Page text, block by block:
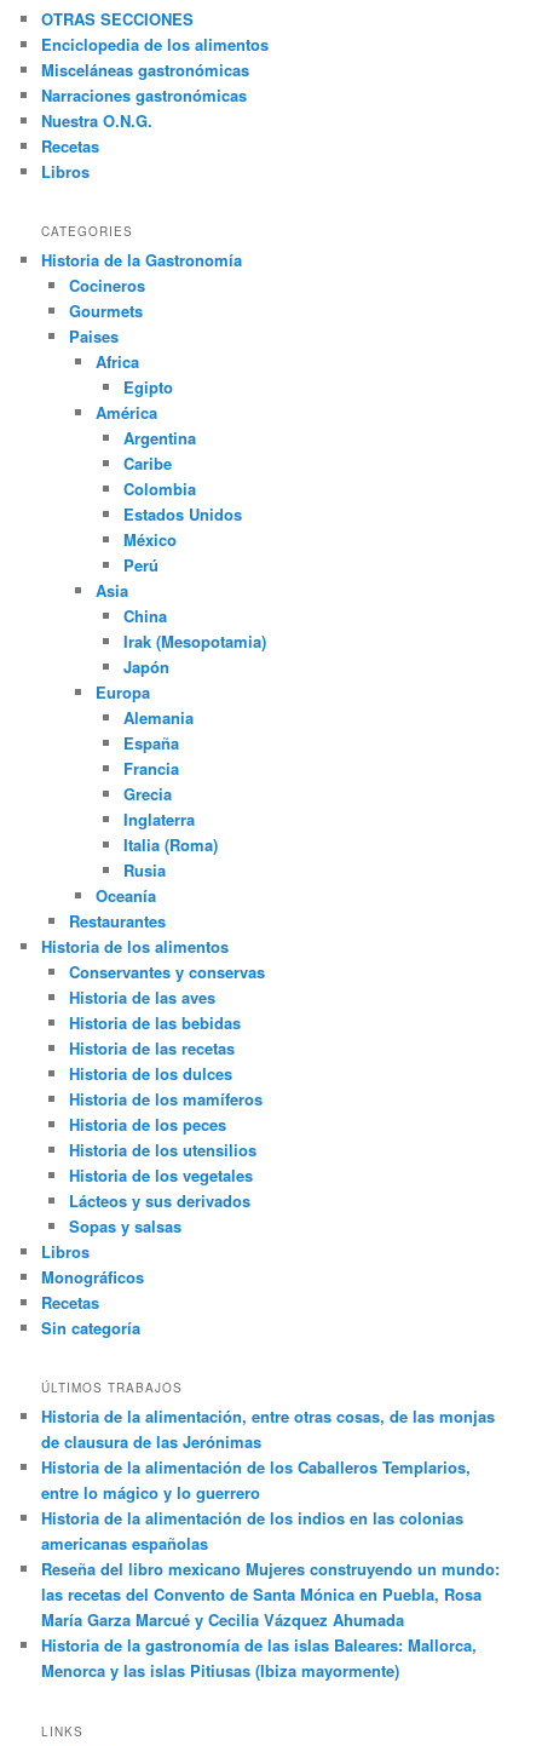
c
a
r
OTRAS SECCIONES
Enciclopedia de los alimentos
Misceláneas gastronómicas
Narraciones gastronómicas
Nuestra O.N.G.
Recetas
Libros
CATEGORIES
Historia de la Gastronomía
Cocineros
Gourmets
Paises
Africa
Egipto
América
Argentina
Caribe
Colombia
Estados Unidos
México
Perú
Asia
China
Irak (Mesopotamia)
Japón
Europa
Alemania
España
Francia
Grecia
Inglaterra
Italia (Roma)
Rusia
Oceanía
Restaurantes
Historia de los alimentos
Conservantes y conservas
Historia de las aves
Historia de las bebidas
Historia de las recetas
Historia de los dulces
Historia de los mamíferos
Historia de los peces
Historia de los utensilios
Historia de los vegetales
Lácteos y sus derivados
Sopas y salsas
Libros
Monográficos
Recetas
Sin categoría
ÚLTIMOS TRABAJOS
Historia de la alimentación, entre otras cosas, de las monjas
de clausura de las Jerónimas
Historia de la alimentación de los Caballeros Templarios,
entre lo mágico y lo guerrero
Historia de la alimentación de los indios en las colonias
americanas españolas
Reseña del libro mexicano Mujeres construyendo un mundo:
las recetas del Convento de Santa Mónica en Puebla, Rosa
María Garza Marcué y Cecilia Vázquez Ahumada
Historia de la gastronomía de las islas Baleares: Mallorca,
Menorca y las islas Pitiusas (Ibiza mayormente)
LINKS